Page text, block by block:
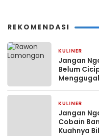
REKOMENDASI
KULINER
Jangan
Belum
KULINER
Jangan
Cobain
Kuahnya